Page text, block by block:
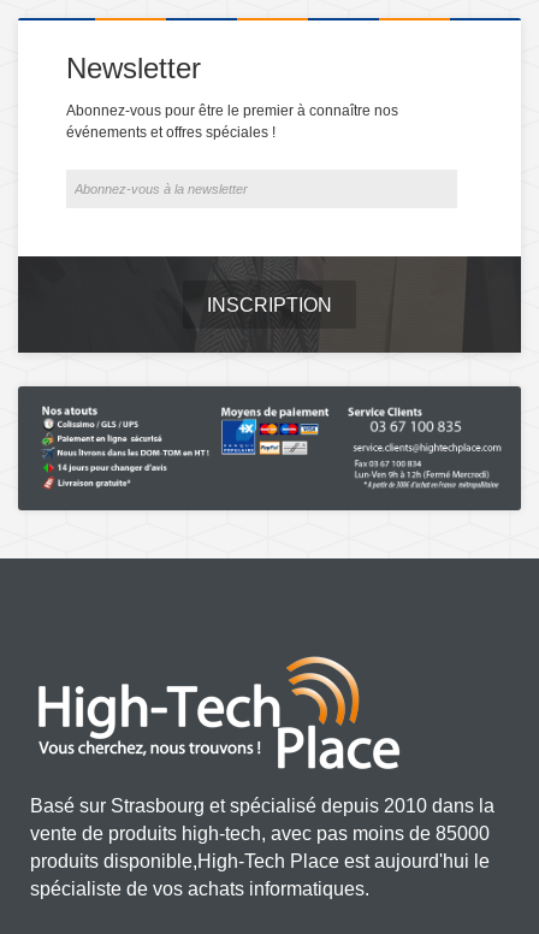
Newsletter
Abonnez-vous pour être le premier à connaître nos
événements et offres spéciales !
INSCRIPTION
Basé sur Strasbourg et spécialisé depuis 2010 dans la
vente de produits high-tech, avec pas moins de 85000
produits disponible,High-Tech Place est aujourd'hui le
spécialiste de vos achats informatiques.